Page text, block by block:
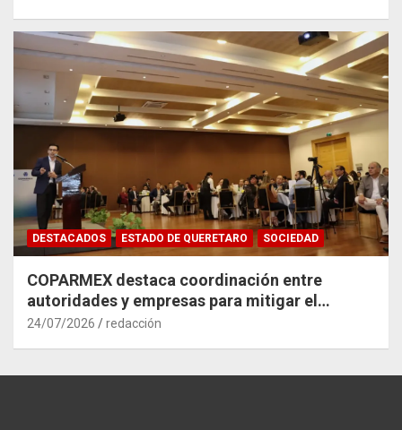
DESTACADOS ESTADO DE QUERETARO SOCIEDAD
COPARMEX destaca coordinación entre
autoridades y empresas para mitigar el
impacto del Tren México–Querétaro
24/07/2026 redacción